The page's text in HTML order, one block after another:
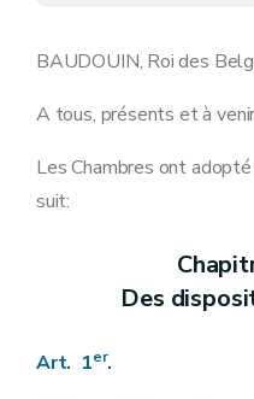
Art. 18
Art. 19
Art. 20
Art. 21
Section 2 Du
ter
Art. 26
Art. 26bis
Art. 27
Art. 27
BAUDOUIN, Roi des
A tous, présents et à
Les Chambres ont
suit:
Des
Art. 1er.